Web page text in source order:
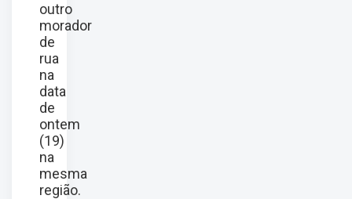
outro
morador
de
rua
na
data
de
ontem
(19)
na
mesma
região.